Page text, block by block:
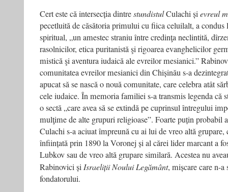
Cert este că intersecția dintrestundistulCulachi șievreul
pecetluită de căsătoria primului cu fiica celuilalt, a
spiritual, „un amestec straniu între credinţa neclintită,
rasolnicilor, etica puritanistă şi rigoarea evanghelicilor
mistică şi aventura iudaică ale evreilor mesianici.”
comunitatea evreilor mesianici din Chișinău s-a
apucat să se nască o nouă comunitate, care celebra atât
cele iudaice. În memoria familiei s-a transmis legenda că
o sectă „care avea să se extindă pe cuprinsul întregului
mulţime de alte grupuri religioase”. Foarte puțin probabil
Culachi s-a aciuat împreună cu ai lui de vreo altă
înființată prin 1890 la Voronej și al cărei lider marcant a
Lubkov sau de vreo altă grupare similară. Acestea nu
Rabinovici și Israeliții Noului Legământ, mișcare care n-
fondatorului.